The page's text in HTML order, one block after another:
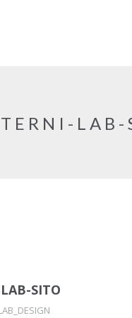
LAB-
SITO